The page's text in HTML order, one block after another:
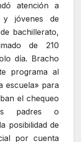
atención a
y jóvenes de
bachillerato,
de 210
día. Bracho
programa al
escuela» para
el chequeo
padres o
posibilidad de
por cuenta